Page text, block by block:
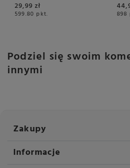
Mint 25x2g
29,99 zł
599.80 pkt. 898
Podziel się swoim
innymi
Zakupy
Informacje